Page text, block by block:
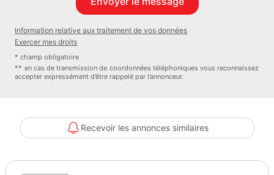
- année : 2014 ( MEME PROPRIETAIRE DEPUIS 02 /2015 )
- boite de vitesse : 6 VITESSES
- nombre de porte : 5 PORTES
- nombre de places : 5 PLACES / 5 SIEGES
****équipements et options****
- finition S-LINE / GTI / feline / XY / GT LINE
- grand GPS couleur d'origine
- éclairage dynamique en virage
Information relative aux traitement de vos données
Exercer mes droits
* champ obligatoire
** en cas de transmission de coordonnées téléphoniques vous reconnaissez
accepter expressément d’être rappelé par l’annonceur.
Recevoir les annonces similaires